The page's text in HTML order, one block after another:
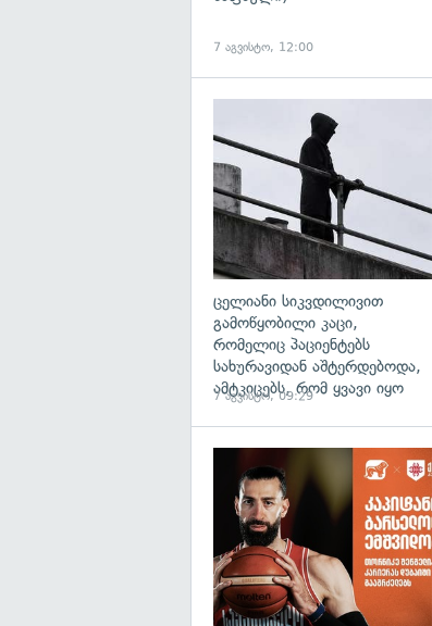
7 აგვისტო, 12:00
ცელიანი სიკვდილივით
გამოწყობილი კაცი,
რომელიც პაციენტებს
სახურავიდან აშტერდებოდა,
ამტკიცებს, რომ ყვავი იყო
7 აგვისტო, 09:29